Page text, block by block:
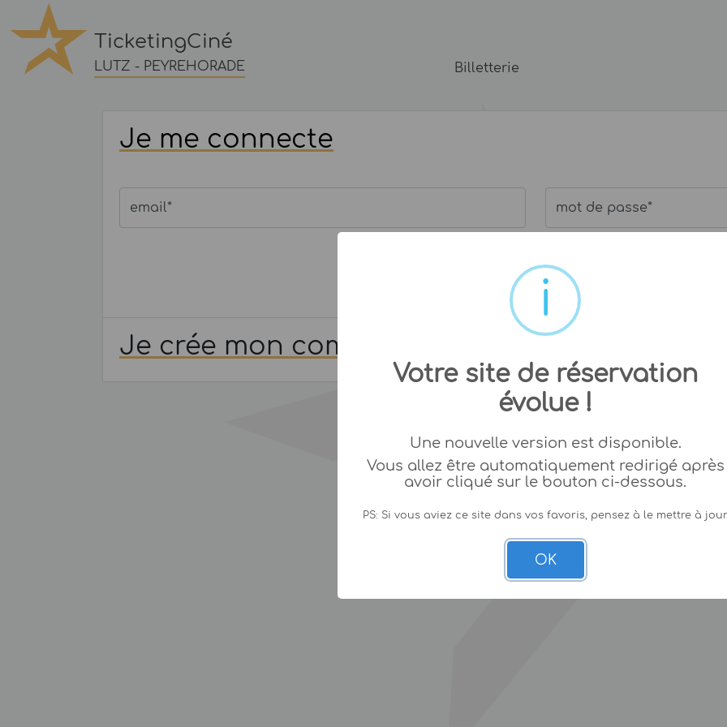
TicketingCiné
LUTZ - PEYREHORADE Billetterie
Je me connecte
email* mot de passe*
> Valider
Je crée mon compte
Votre site de réservation
évolue !
Une nouvelle version est disponible.
Vous allez être automatiquement redirigé après
avoir cliqué sur le bouton ci-dessous.
PS: Si vous aviez ce site dans vos favoris, pensez à le mettre à
OK